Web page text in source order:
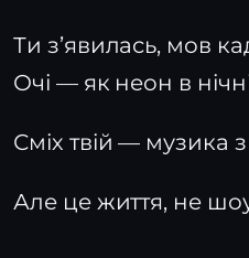
Ти з’явилась, мов
Очі — як неон в
Сміх твій — музика з
Але це життя, не